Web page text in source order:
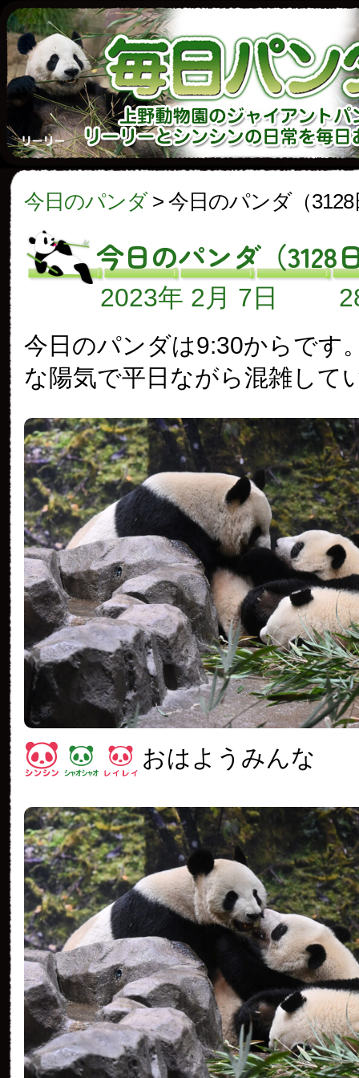
今日のパンダ> 今日のパンダ（3128
今日のパンダ（3128
2023年 2月 7日
今日のパンダは9:30からです
な陽気で平日ながら混雑して
おはようみんな